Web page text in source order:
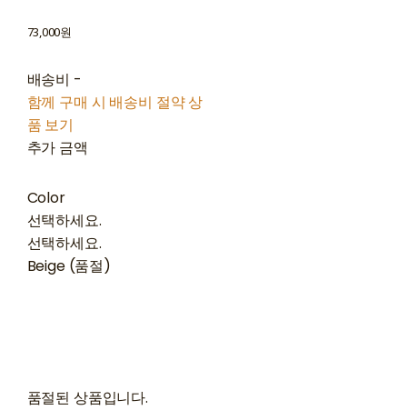
73,000원
배송비 -
함께 구매 시 배송비 절약 상
품 보기
추가 금액
Color
선택하세요.
선택하세요.
Beige (품절)
품절된 상품입니다.